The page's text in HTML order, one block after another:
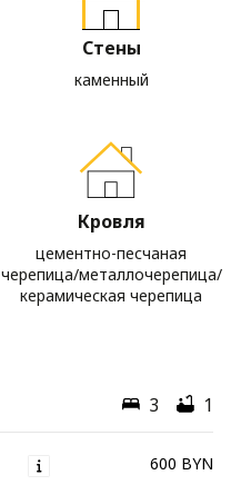
Стены
каменный
Кровля
цементно-песчаная
черепица/металлочерепица/
керамическая черепица
3 1
600 BYN